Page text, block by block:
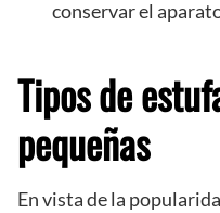
conservar el
Tipos de
pequeñas
En vista de la